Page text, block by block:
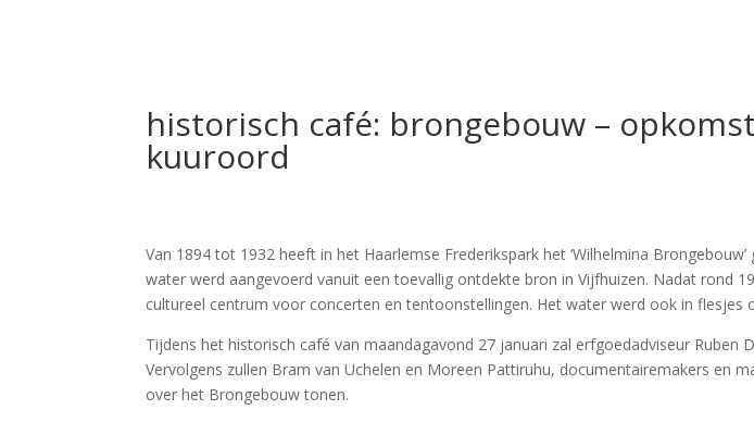
historisch café: brongebouw –
kuuroord​
Van 1894 tot 1932 heeft in het Haarlemse Frederikspark het ‘Wilhelmina
water werd aangevoerd vanuit een toevallig ontdekte bron in Vijfhuizen. Nadat rond
cultureel centrum voor concerten en tentoonstellingen. Het water werd ook in flesjes
Tijdens het historisch café van maandagavond 27 januari zal erfgoedadviseur
Vervolgens zullen Bram van Uchelen en Moreen Pattiruhu, documentairemakers en
over het Brongebouw tonen.